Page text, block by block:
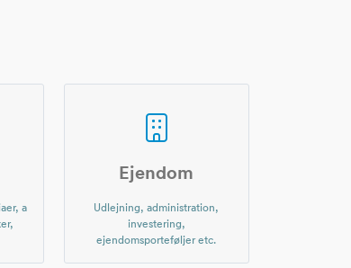
a
Ejendom
Udlejning, administration,
investering,
ejendomsporteføljer etc.